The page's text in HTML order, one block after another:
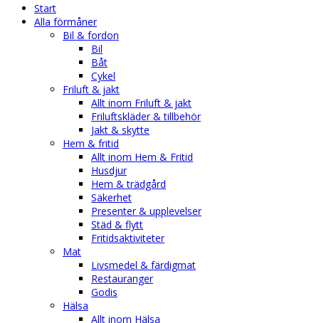
Start
Alla förmåner
Bil & fordon
Bil
Båt
Cykel
Friluft & jakt
Allt inom Friluft & jakt
Friluftskläder & tillbehör
Jakt & skytte
Hem & fritid
Allt inom Hem & Fritid
Husdjur
Hem & trädgård
Säkerhet
Presenter & upplevelser
Städ & flytt
Fritidsaktiviteter
Mat
Livsmedel & färdigmat
Restauranger
Godis
Hälsa
Allt inom Hälsa